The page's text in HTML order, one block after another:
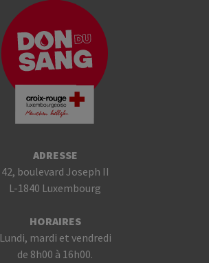
ADRESSE
42, boulevard Joseph II
L-1840 Luxembourg
HORAIRES
Lundi, mardi et vendredi
de 8h00 à 16h00.